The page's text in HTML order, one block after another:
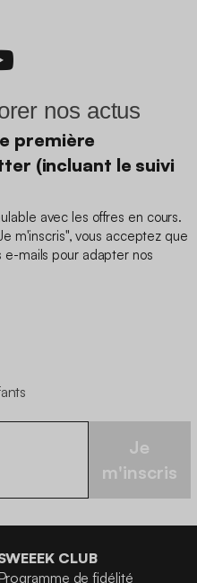
nos actus
première
(incluant le suivi
avec les offres en cours.
m'inscris", vous acceptez que
e-mails pour adapter nos
Je
m'inscris
CLUB
de fidélité